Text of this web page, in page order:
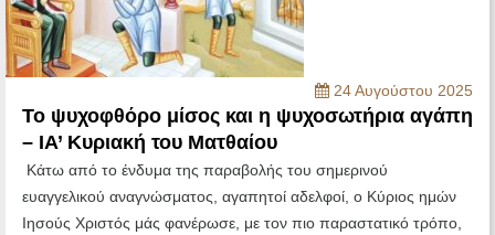
24 Αυγούστου 2025
Το ψυχοφθόρο μίσος και η ψυχοσωτήρια αγάπη
– ΙΑ’ Κυριακή του Ματθαίου
Κάτω από το ένδυμα της παραβολής του σημερινού
ευαγγελικού αναγνώσματος, αγαπητοί αδελφοί, ο Κύριος ημών
Ιησούς Χριστός μάς φανέρωσε, με τον πιο παραστατικό τρόπο,